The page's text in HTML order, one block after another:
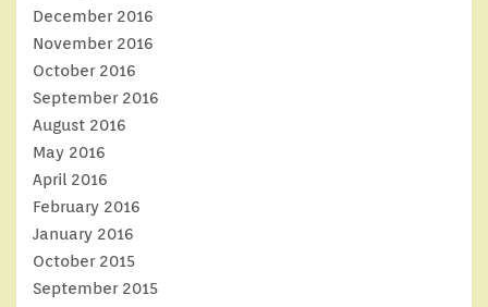
December 2016
November 2016
October 2016
September 2016
August 2016
May 2016
April 2016
February 2016
January 2016
October 2015
September 2015